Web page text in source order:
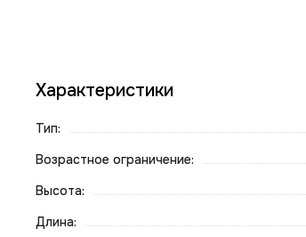
Характеристики
Тип:
Возрастное ограничение:
Высота:
Длина: